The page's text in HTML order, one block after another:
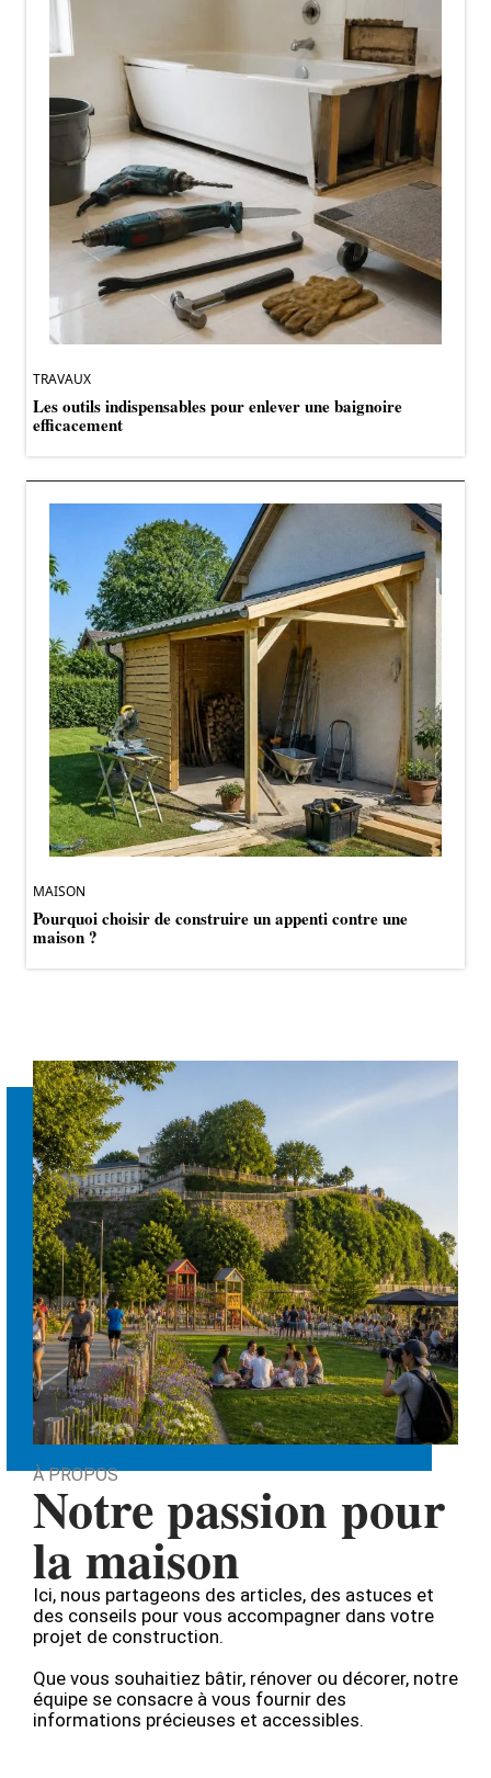
TRAVAUX
Les outils indispensables pour enlever une baignoire
efficacement
MAISON
Pourquoi choisir de construire un appenti contre une
maison ?
À PROPOS
Notre passion pour
la maison
Ici, nous partageons des articles, des astuces et
des conseils pour vous accompagner dans votre
projet de construction.
Que vous souhaitiez bâtir, rénover ou décorer, notre
équipe se consacre à vous fournir des
informations précieuses et accessibles.